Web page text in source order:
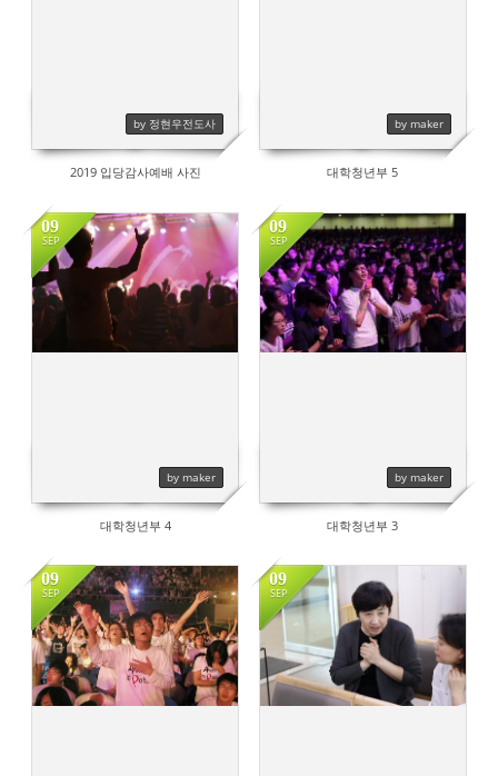
by 정현우전도사
2019 입당감사예배 사진
by maker
대학청년부 5
09
SEP
by maker
대학청년부 4
09
SEP
by maker
728
대학청년부 3
09
SEP
615
09
SEP
724